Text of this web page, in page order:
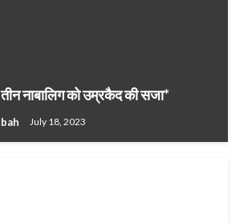
नाबालिग को उम्रकैद की सजा*
July 18, 2023